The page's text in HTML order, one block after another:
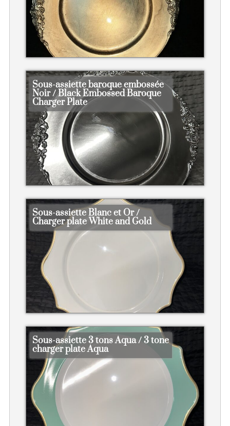
Sous-assiette baroque embossée
Noir / Black Embossed Baroque
Charger Plate
Sous-assiette Blanc et Or /
Charger plate White and Gold
Sous-assiette 3 tons Aqua / 3 tone
charger plate Aqua